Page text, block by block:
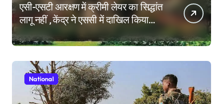
एसी-एसटी आरक्षण में क्रीमी लेयर का सिद्धांत
लागू नहीं , केंद्र ने एससी में दाखिल किया
हलफनामा; याचिकाएं खारिज करने की मांग
National